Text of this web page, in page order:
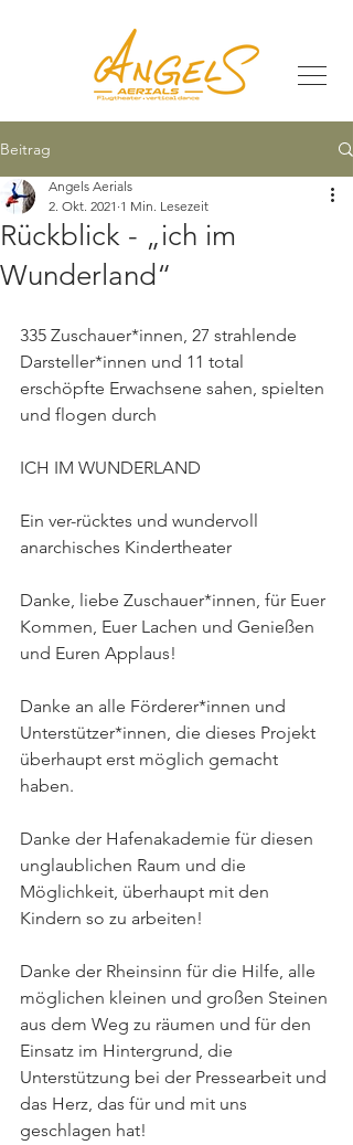
Beitrag
Rückblick - „ich im
Wunderland“
Angels Aerials
2. Okt. 2021 1 Min. Lesezeit
335 Zuschauer*innen, 27 strahlende
Darsteller*innen und 11 total
erschöpfte Erwachsene sahen, spielten
und flogen durch
ICH IM WUNDERLAND
Ein ver-rücktes und wundervoll
anarchisches Kindertheater
Danke, liebe Zuschauer*innen, für Euer
Kommen, Euer Lachen und Genießen
und Euren Applaus!
Danke an alle Förderer*innen und
Unterstützer*innen, die dieses Projekt
überhaupt erst möglich gemacht
haben.
Danke der Hafenakademie für diesen
unglaublichen Raum und die
Möglichkeit, überhaupt mit den
Kindern so zu arbeiten!
Danke der Rheinsinn für die Hilfe, alle
möglichen kleinen und großen Steinen
aus dem Weg zu räumen und für den
Einsatz im Hintergrund, die
Unterstützung bei der Pressearbeit und
das Herz, das für und mit uns
geschlagen hat!